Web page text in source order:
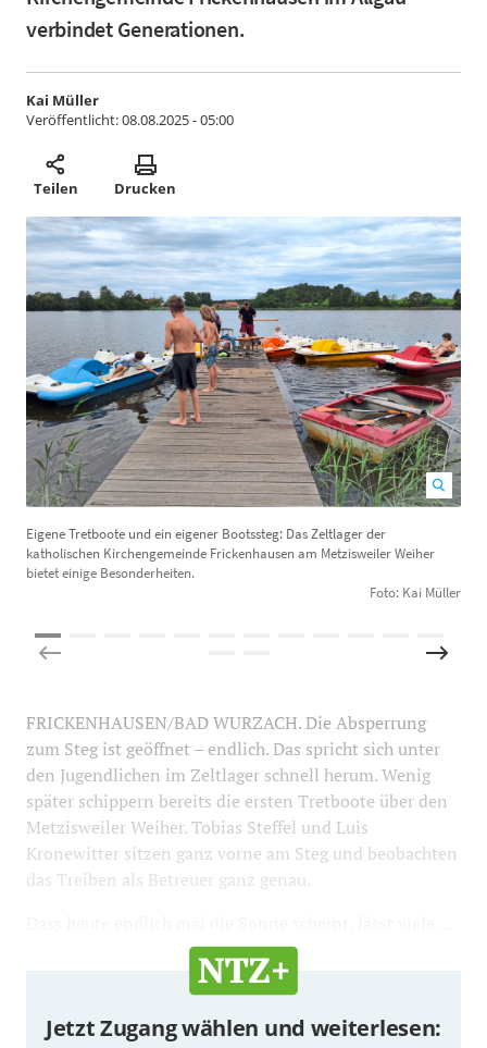
verbindet Generationen.
Kai Müller
Veröffentlicht:08.08.2025 - 05:00
Teilen Drucken
Eigene Tretboote und ein eigener Bootssteg: Das Zeltlager der
katholischen Kirchengemeinde Frickenhausen am Metzisweiler Weiher
bietet einige Besonderheiten.
Foto: Kai Müller
FRICKENHAUSEN/BAD WURZACH. Die Absperrung
zum Steg ist geöffnet – endlich. Das spricht sich unter
den Jugendlichen im Zeltlager schnell herum. Wenig
später schippern bereits die ersten Tretboote über den
Metzisweiler Weiher. Tobias Steffel und Luis
Kronewitter sitzen ganz vorne am Steg und beobachten
das Treiben als Betreuer ganz genau.
Jetzt Zugang wählen und weiterlesen: